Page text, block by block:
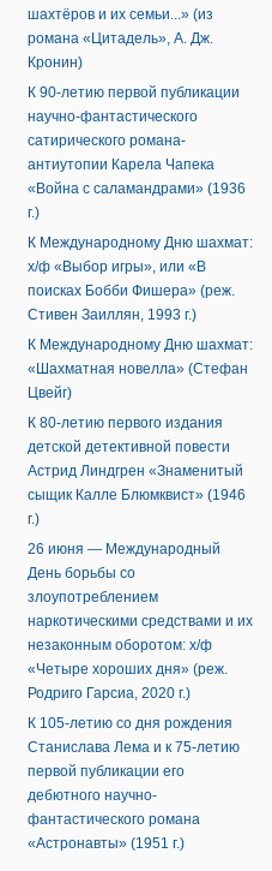
шахтёров и их семьи...» (из
романа «Цитадель», А. Дж.
Кронин)
К 90-летию первой публикации
научно-фантастического
сатирического романа-
антиутопии Карела Чапека
«Война с саламандрами» (1936
г.)
К Международному Дню шахмат:
х/ф «Выбор игры», или «В
поисках Бобби Фишера» (реж.
Стивен Заиллян, 1993 г.)
К Международному Дню шахмат:
«Шахматная новелла» (Стефан
Цвейг)
К 80-летию первого издания
детской детективной повести
Астрид Линдгрен «Знаменитый
сыщик Калле Блюмквист» (1946
г.)
26 июня — Международный
День борьбы со
злоупотреблением
наркотическими средствами и их
незаконным оборотом: х/ф
«Четыре хороших дня» (реж.
Родриго Гарсиа, 2020 г.)
К 105-летию со дня рождения
Станислава Лема и к 75-летию
первой публикации его
дебютного научно-
фантастического романа
«Астронавты» (1951 г.)